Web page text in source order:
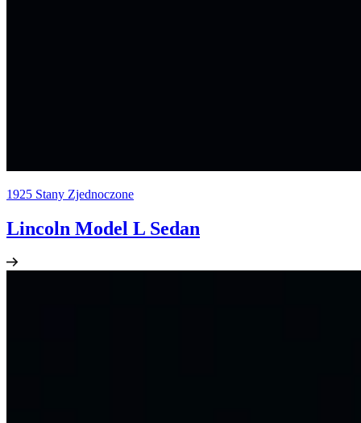
1925 Stany Zjednoczone
Lincoln Model L Sedan